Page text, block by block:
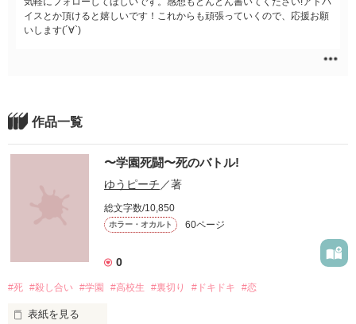
イスとか頂けると嬉しいです！これからも頑張っていくので、応援お願
いします(´∀`)
作品一覧
〜学園死闘〜死のバトル!
ゆうピーチ ／著
総文字数/10,850
ホラー・オカルト 60ページ
0
#死 #殺し合い #学園 #高校生 #裏切り #ドキドキ #恋
表紙を見る